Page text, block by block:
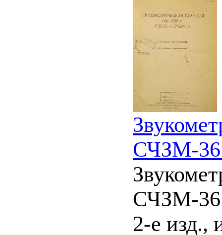
СЧЗМ-36
СЧЗМ-36
2-е изд.,